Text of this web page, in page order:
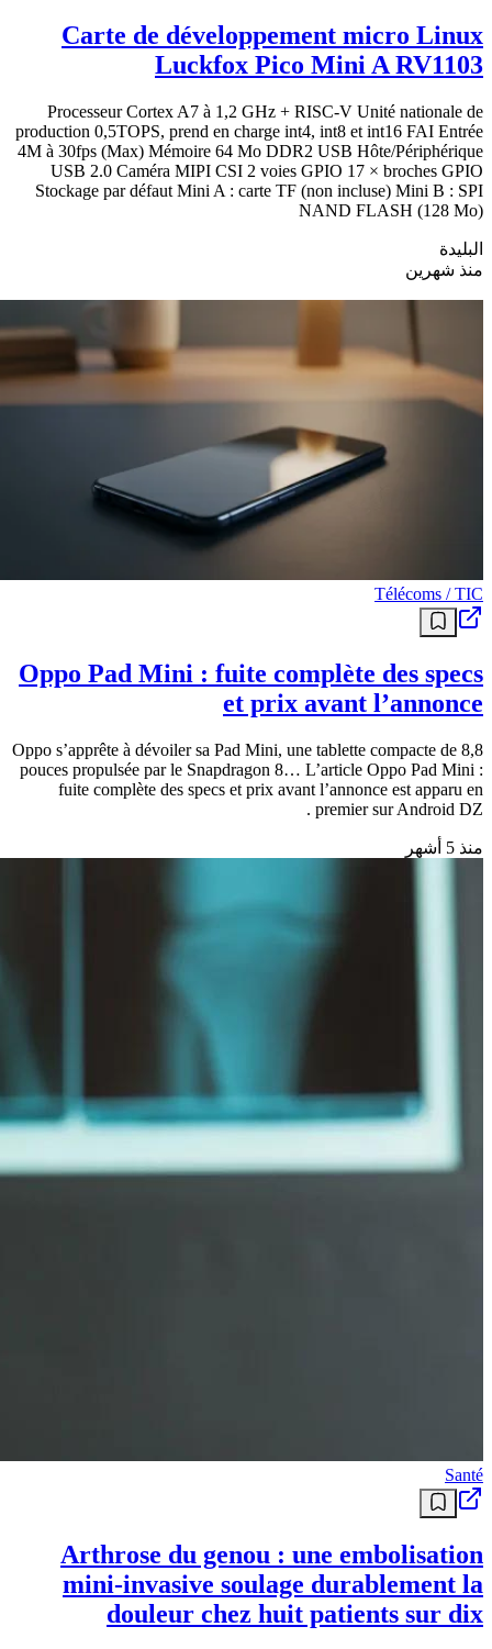
Carte de développement micro Linux
Luckfox Pico Mini A RV1103
Processeur Cortex A7 à 1,2 GHz + RISC-V Unité nationale de
production 0,5TOPS, prend en charge int4, int8 et int16 FAI Entrée
4M à 30fps (Max) Mémoire 64 Mo DDR2 USB Hôte/Périphérique
USB 2.0 Caméra MIPI CSI 2 voies GPIO 17 × broches GPIO
Stockage par défaut Mini A : carte TF (non incluse) Mini B : SPI
NAND FLASH (128 Mo)
البليدة
منذ شهرين
Télécoms / TIC
Oppo Pad Mini : fuite complète des specs
et prix avant l’annonce
Oppo s’apprête à dévoiler sa Pad Mini, une tablette compacte de 8,8
pouces propulsée par le Snapdragon 8… L’article Oppo Pad Mini :
fuite complète des specs et prix avant l’annonce est apparu en
premier sur Android DZ .
منذ 5 أشهر
Santé
Arthrose du genou : une embolisation
mini-invasive soulage durablement la
douleur chez huit patients sur dix